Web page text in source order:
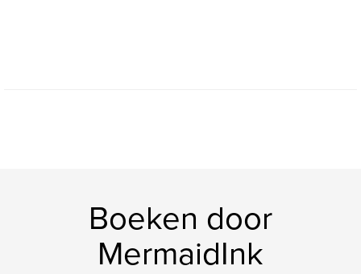
Boeken door
MermaidInk